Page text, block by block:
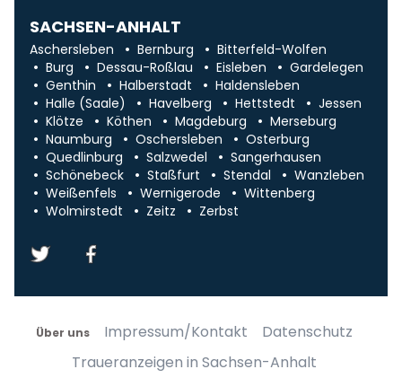
SACHSEN-ANHALT
Aschersleben Bernburg
Bitterfeld-Wolfen
Burg
Dessau-Roßlau Eisleben
Gardelegen
Genthin
Halberstadt
Haldensleben
Halle (Saale)
Havelberg Hettstedt
Jessen
Klötze
Köthen Magdeburg
Merseburg
Naumburg
Oschersleben
Osterburg
Quedlinburg
Salzwedel
Sangerhausen
Schönebeck
Staßfurt Stendal
Wanzleben
Weißenfels
Wernigerode
Wittenberg
Wolmirstedt
Zeitz Zerbst
Über uns Impressum/Kontakt
Datenschutz
Traueranzeigen in Sachsen-Anhalt